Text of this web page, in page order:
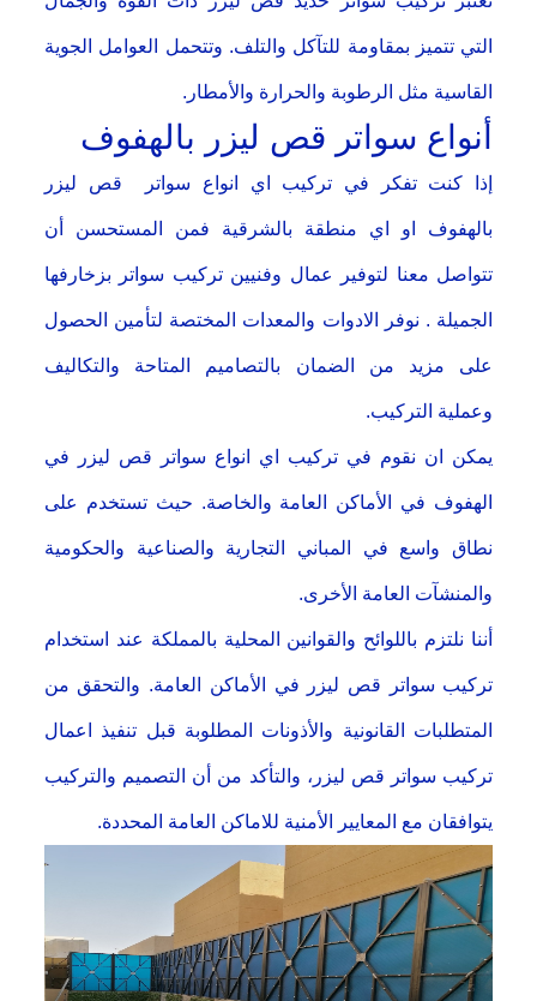
التي تتميز بمقاومة للتآكل والتلف. وتتحمل العوامل الجوية
القاسية مثل الرطوبة والحرارة والأمطار.
أنواع سواتر قص ليزر بالهفوف
إذا كنت تفكر في تركيب اي انواع سواتر قص ليزر
بالهفوف او اي منطقة بالشرقية فمن المستحسن أن
تتواصل معنا لتوفير عمال وفنيين تركيب سواتر بزخارفها
الجميلة . نوفر الادوات والمعدات المختصة لتأمين الحصول
على مزيد من الضمان بالتصاميم المتاحة والتكاليف
وعملية التركيب.
يمكن ان نقوم في تركيب اي انواع سواتر قص ليزر في
الهفوف في الأماكن العامة والخاصة. حيث تستخدم على
نطاق واسع في المباني التجارية والصناعية والحكومية
والمنشآت العامة الأخرى.
أننا نلتزم باللوائح والقوانين المحلية بالمملكة عند استخدام
تركيب سواتر قص ليزر في الأماكن العامة. والتحقق من
المتطلبات القانونية والأذونات المطلوبة قبل تنفيذ اعمال
تركيب سواتر قص ليزر، والتأكد من أن التصميم والتركيب
يتوافقان مع المعايير الأمنية للاماكن العامة المحددة.